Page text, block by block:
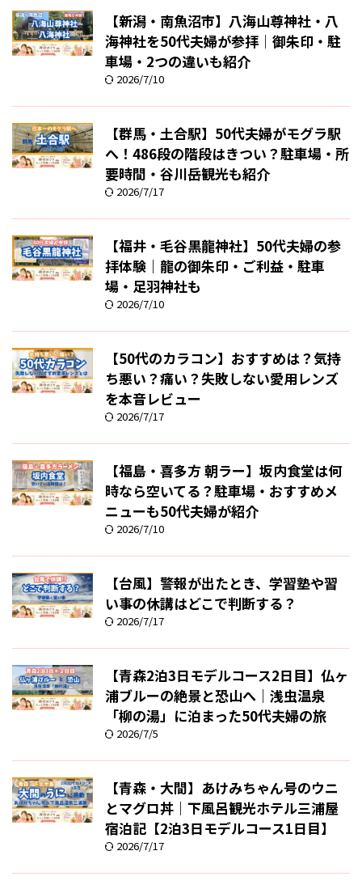
【新潟・南魚沼市】八海山尊神社・八
海神社を50代夫婦が参拝｜御朱印・駐
車場・2つの違いも紹介
2026/7/10
【群馬・土合駅】50代夫婦がモグラ駅
へ！486段の階段はきつい？駐車場・所
要時間・谷川岳観光も紹介
2026/7/17
【福井・毛谷黒龍神社】50代夫婦の参
拝体験｜龍の御朱印・ご利益・駐車
場・足羽神社も
2026/7/10
【50代のカラコン】おすすめは？気持
ち悪い？痛い？失敗しない愛用レンズ
を本音レビュー
2026/7/17
【福島・喜多方 朝ラー】坂内食堂は何
時なら空いてる？駐車場・おすすめメ
ニューも50代夫婦が紹介
2026/7/10
【台風】警報が出たとき、学習塾や習
い事の休講はどこで判断する？
2026/7/17
【青森2泊3日モデルコース2日目】仏ヶ
浦ブルーの絶景と恐山へ｜浅虫温泉
「柳の湯」に泊まった50代夫婦の旅
2026/7/5
【青森・大間】あけみちゃん号のウニ
とマグロ丼｜下風呂観光ホテル三浦屋
宿泊記【2泊3日モデルコース1日目】
2026/7/17